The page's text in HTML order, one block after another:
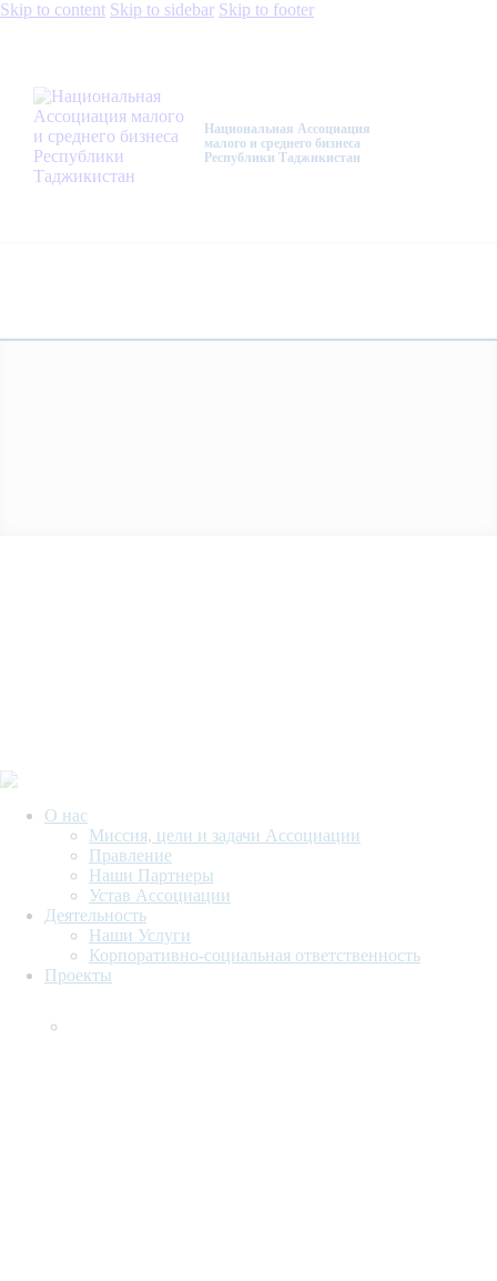
Skip to content Skip to sidebar Skip to footer
Национальная Ассоциация
малого и среднего бизнеса
Республики Таджикистан
О нас
Миссия, цели и задачи Ассоциации
Правление
Наши Партнеры
Устав Ассоциации
Деятельность
Наши Услуги
Корпоративно-социальная ответственность
Проекты